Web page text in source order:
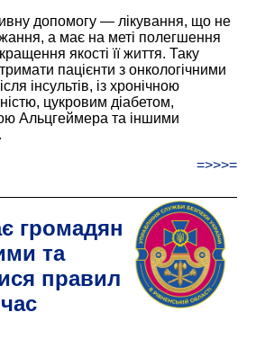
допомогу — лікування, що не
а має на меті полегшення
якості її життя. Таку
пацієнти з онкологічними
інсультів, із хронічною
цукровим діабетом,
Альцгеймера та іншими
=>>>=
громадян
та
правил